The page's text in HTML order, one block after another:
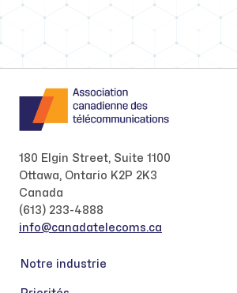
180 Elgin Street, Suite 1100
Ottawa, Ontario K2P 2K3
Canada
(613) 233-4888
info@canadatelecoms.ca
Notre industrie